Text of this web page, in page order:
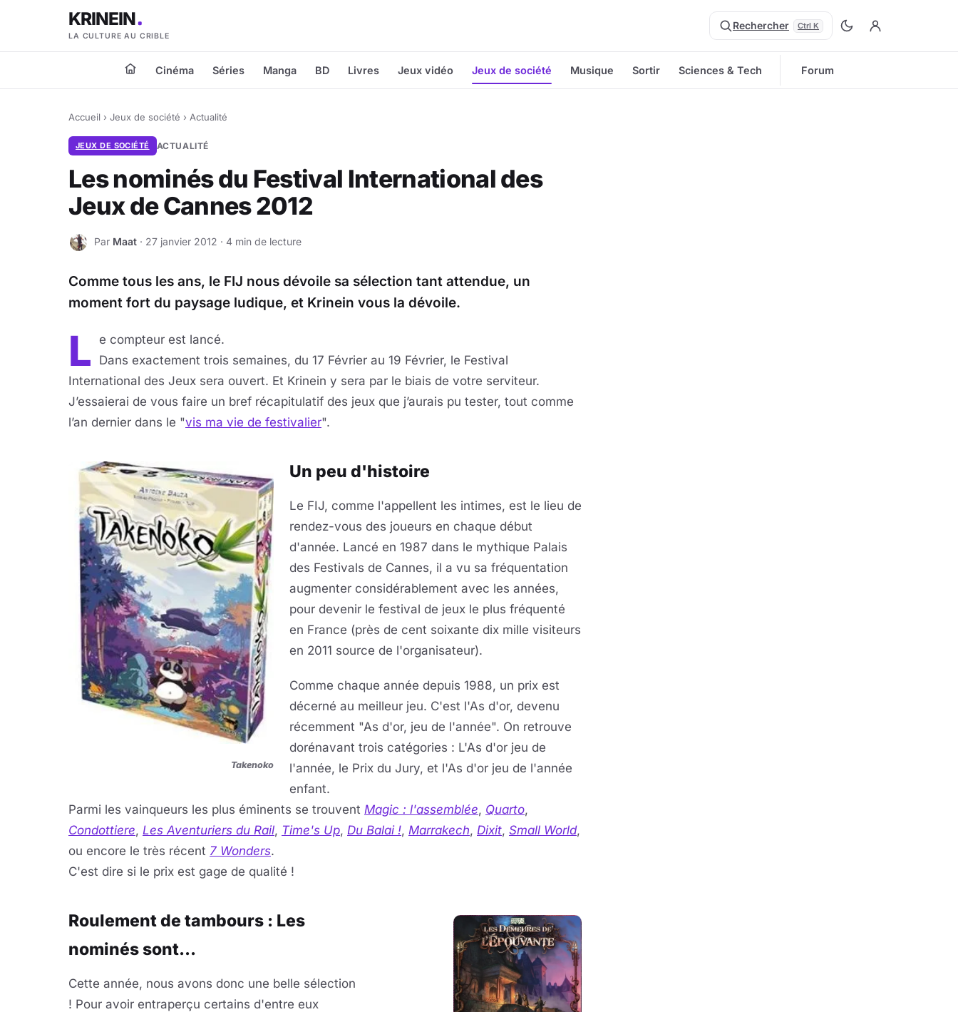
KRINEIN
LA CULTURE AU CRIBLE
Rechercher Ctrl K
Cinéma Séries Manga BD Livres Jeux vidéo Jeux de société Musique Sortir Sciences & Tech Forum
Accueil › Jeux de société › Actualité
JEUX DE SOCIÉTÉ ACTUALITÉ
Les nominés du Festival International des
Jeux de Cannes 2012
M Par Maat · 27 janvier 2012 · 4 min de lecture
Comme tous les ans, le FIJ nous dévoile sa sélection tant attendue, un
moment fort du paysage ludique, et Krinein vous la dévoile.
L
e compteur est lancé.
Dans exactement trois semaines, du 17 Février au 19 Février, le Festival
International des Jeux sera ouvert. Et Krinein y sera par le biais de votre serviteur.
J’essaierai de vous faire un bref récapitulatif des jeux que j’aurais pu tester, tout comme
l’an dernier dans le "vis ma vie de festivalier".
Takenoko
Un peu d'histoire
Le FIJ, comme l'appellent les intimes, est le lieu de
rendez-vous des joueurs en chaque début
d'année. Lancé en 1987 dans le mythique Palais
des Festivals de Cannes, il a vu sa fréquentation
augmenter considérablement avec les années,
pour devenir le festival de jeux le plus fréquenté
en France (près de cent soixante dix mille visiteurs
en 2011 source de l'organisateur).
Comme chaque année depuis 1988, un prix est
décerné au meilleur jeu. C'est l'As d'or, devenu
récemment "As d'or, jeu de l'année". On retrouve
dorénavant trois catégories : L'As d'or jeu de
l'année, le Prix du Jury, et l'As d'or jeu de l'année
enfant.
Parmi les vainqueurs les plus éminents se trouvent Magic : l'assemblée, Quarto,
Condottiere, Les Aventuriers du Rail, Time's Up, Du Balai !, Marrakech, Dixit, Small World,
ou encore le très récent 7 Wonders.
C'est dire si le prix est gage de qualité !
Roulement de tambours : Les
nominés sont...
Cette année, nous avons donc une belle sélection
! Pour avoir entraperçu certains d'entre eux